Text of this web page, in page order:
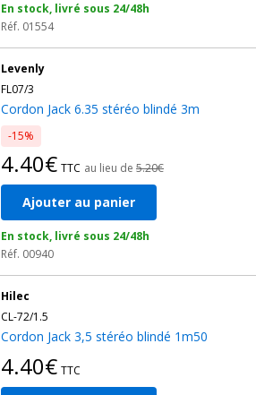
En stock, livré sous 24/48h
Réf. 01554
Levenly
FL07/3
Cordon Jack 6.35 stéréo blindé 3m
-15%
4.40€ TTC au lieu de 5.20€
Ajouter au panier
En stock, livré sous 24/48h
Réf. 00940
Hilec
CL-72/1.5
Cordon Jack 3,5 stéréo blindé 1m50
4.40€ TTC